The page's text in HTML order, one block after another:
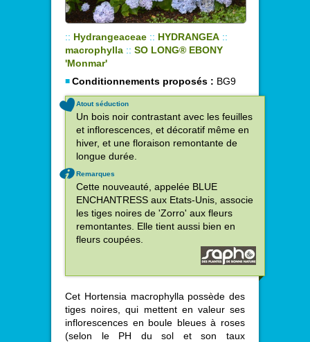
:: Hydrangeaceae :: HYDRANGEA ::
macrophylla :: SO LONG® EBONY
'Monmar'
Conditionnements proposés : BG9
Atout séduction
Un bois noir contrastant avec les feuilles
et inflorescences, et décoratif même en
hiver, et une floraison remontante de
longue durée.
Remarques
Cette nouveauté, appelée BLUE
ENCHANTRESS aux Etats-Unis, associe
les tiges noires de 'Zorro' aux fleurs
remontantes. Elle tient aussi bien en
fleurs coupées.
Cet Hortensia macrophylla possède des
tiges noires, qui mettent en valeur ses
inflorescences en boule bleues à roses
(selon le PH du sol et son taux